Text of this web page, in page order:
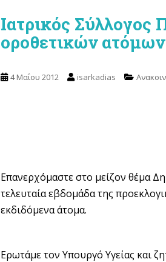
Ιατρικός Σύλλογος
οροθετικών ατόμων
4 Μαΐου 2012 isarkadias
Επανερχόμαστε στο μείζον θέμα
τελευταία εβδομάδα της
εκδιδόμενα άτομα.
Ερωτάμε τον Υπουργό Υγείας και